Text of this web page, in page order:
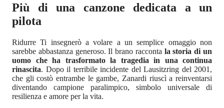
Più di una canzone dedicata a un
pilota
Ridurre Ti insegnerò a volare a un semplice omaggio non
sarebbe abbastanza generoso. Il brano racconta la storia di un
uomo che ha trasformato la tragedia in una continua
rinascita. Dopo il terribile incidente del Lausitzring del 2001,
che gli costò entrambe le gambe, Zanardi riuscì a reinventarsi
diventando campione paralimpico, simbolo universale di
resilienza e amore per la vita.